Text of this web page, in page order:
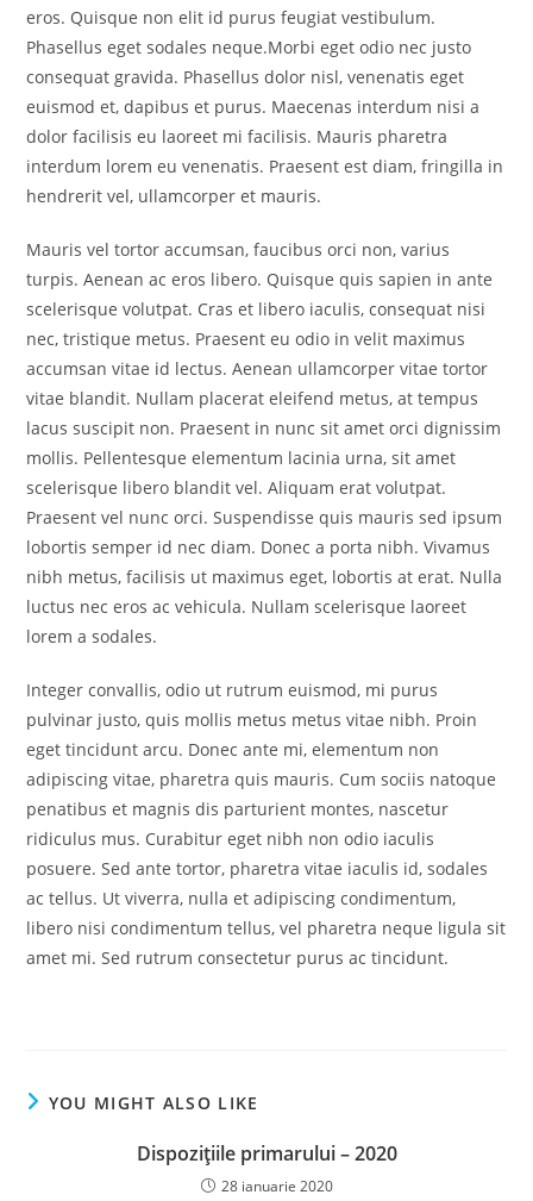
eros. Quisque non elit id purus feugiat vestibulum.
Phasellus eget sodales neque.Morbi eget odio nec justo
consequat gravida. Phasellus dolor nisl, venenatis eget
euismod et, dapibus et purus. Maecenas interdum nisi a
dolor facilisis eu laoreet mi facilisis. Mauris pharetra
interdum lorem eu venenatis. Praesent est diam, fringilla in
hendrerit vel, ullamcorper et mauris.
Mauris vel tortor accumsan, faucibus orci non, varius
turpis. Aenean ac eros libero. Quisque quis sapien in ante
scelerisque volutpat. Cras et libero iaculis, consequat nisi
nec, tristique metus. Praesent eu odio in velit maximus
accumsan vitae id lectus. Aenean ullamcorper vitae tortor
vitae blandit. Nullam placerat eleifend metus, at tempus
lacus suscipit non. Praesent in nunc sit amet orci dignissim
mollis. Pellentesque elementum lacinia urna, sit amet
scelerisque libero blandit vel. Aliquam erat volutpat.
Praesent vel nunc orci. Suspendisse quis mauris sed ipsum
lobortis semper id nec diam. Donec a porta nibh. Vivamus
nibh metus, facilisis ut maximus eget, lobortis at erat. Nulla
luctus nec eros ac vehicula. Nullam scelerisque laoreet
lorem a sodales.
Integer convallis, odio ut rutrum euismod, mi purus
pulvinar justo, quis mollis metus metus vitae nibh. Proin
eget tincidunt arcu. Donec ante mi, elementum non
adipiscing vitae, pharetra quis mauris. Cum sociis natoque
penatibus et magnis dis parturient montes, nascetur
ridiculus mus. Curabitur eget nibh non odio iaculis
posuere. Sed ante tortor, pharetra vitae iaculis id, sodales
ac tellus. Ut viverra, nulla et adipiscing condimentum,
libero nisi condimentum tellus, vel pharetra neque ligula sit
amet mi. Sed rutrum consectetur purus ac tincidunt.
YOU MIGHT ALSO LIKE
Dispozițiile primarului – 2020
28 ianuarie 2020